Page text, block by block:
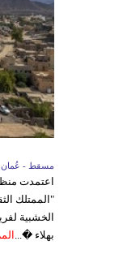
مسقط - عُمان
اعتمدت
"الممتلك
الخشبية
بهلاء �...